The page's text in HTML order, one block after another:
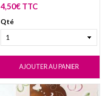
4,50€ TTC
Qté
AJOUTER AU PANIER